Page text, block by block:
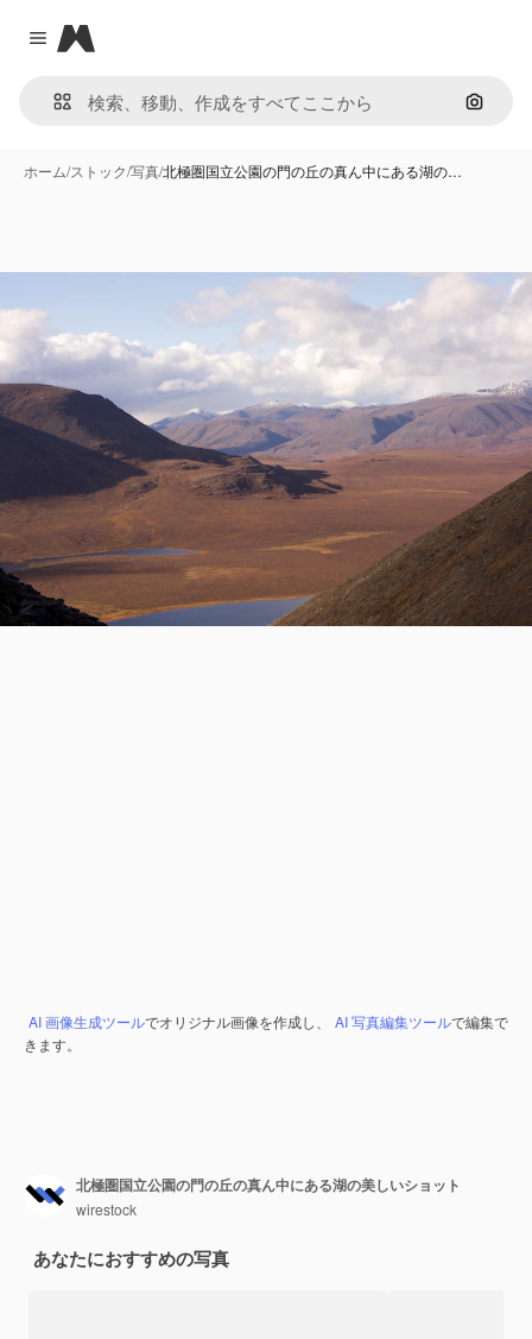
Close menu
Magnific
画像で
ホーム/ストック/写真/北極圏国立公園の門の丘の真ん中にある湖の…
AI 画像生成ツールでオリジナル画像を作成し、 AI 写真編集ツールで編集で
きます。
北極圏国立公園の門の丘の真ん中にある湖の美しいショット
wirestock
あなたにおすすめの写真